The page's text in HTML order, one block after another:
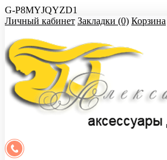
G-P8MYJQYZD1
Личный кабинет Закладки (0) Корзина